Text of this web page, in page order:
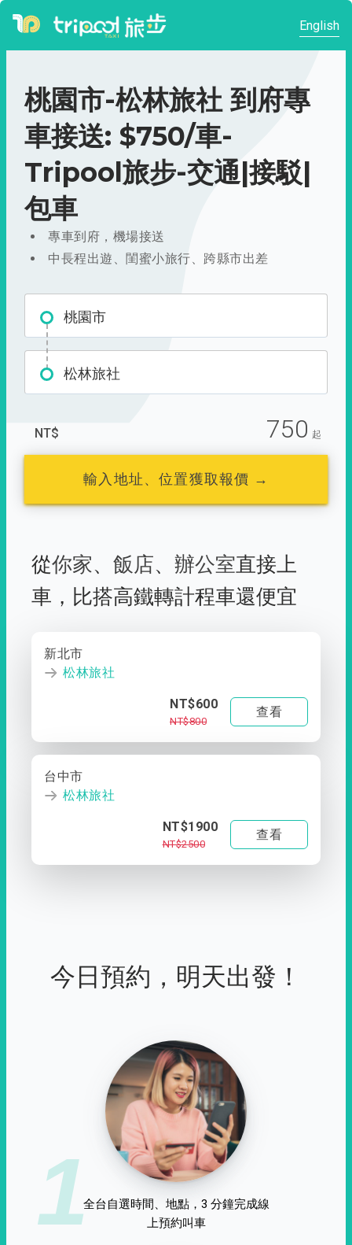
English
桃園市-松林旅社 到府專
車接送: $750/車-
Tripool旅步-交通|接駁|
包車
專車到府，機場接送
中長程出遊、閨蜜小旅行、跨縣市出差
桃園市
松林旅社
NT$ 750 起
輸入地址、位置獲取報價 →
從你家、 飯店、 辦公室直接上
車， 比搭高鐵轉計程車還便宜
新北市
松林旅社
NT$600
NT$800
查看
台中市
松林旅社
NT$1900
NT$2500
查看
今日預約，明天出發！
1全台自選時間、地點，3 分鐘完成線
上預約叫車